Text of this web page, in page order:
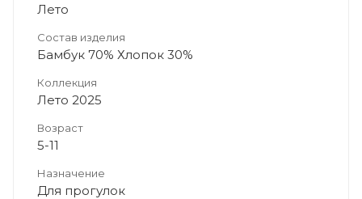
Лето
Состав изделия
Бамбук 70% Хлопок 30%
Коллекция
Лето 2025
Возраст
5-11
Назначение
Для прогулок